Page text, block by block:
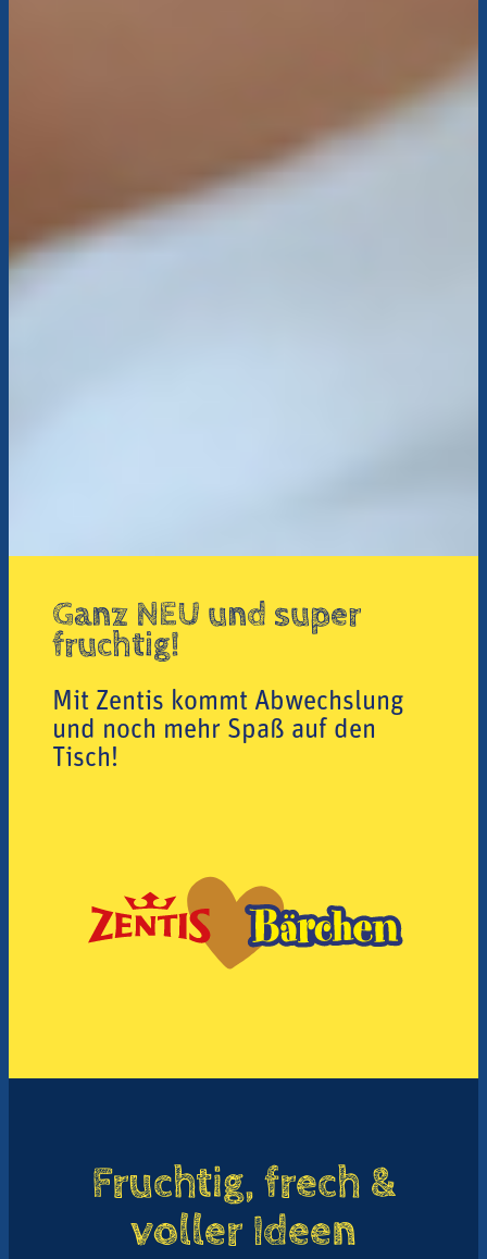
Ganz NEU und super
fruchtig!
Mit Zentis kommt Abwechslung
und noch mehr Spaß auf den
Tisch!
Fruchtig, frech &
voller Ideen